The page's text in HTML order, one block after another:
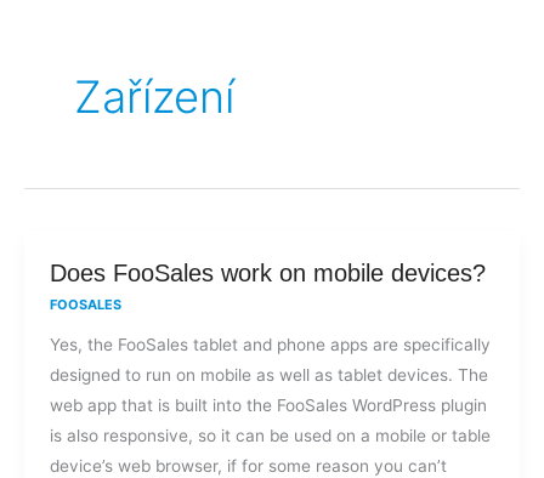
Zařízení
Does FooSales work on mobile devices?
FOOSALES
Yes, the FooSales tablet and phone apps are specifically
designed to run on mobile as well as tablet devices. The
web app that is built into the FooSales WordPress plugin
is also responsive, so it can be used on a mobile or table
device’s web browser, if for some reason you can’t
Does
FooSales
mobile
devices?